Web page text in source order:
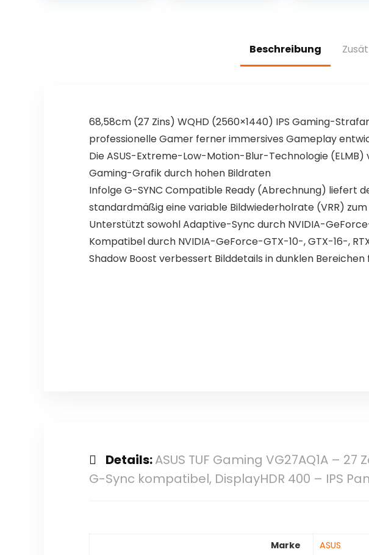
Bedienelemente
PS5, Weiß
Beschreibung
68,58cm (27 Zins) WQHD (2560×1440) IPS Gaming-
professionelle Gamer ferner immersives Gameplay
Die ASUS-Extreme-Low-Motion-Blur-Technologie
Gaming-Grafik durch hohen Bildraten
Infolge G-SYNC Compatible Ready (Abrechnung) liefert
standardmäßig eine variable Bildwiederholrate (VRR)
Unterstützt sowohl Adaptive-Sync durch NVIDIA-
Kompatibel durch NVIDIA-GeForce-GTX-10-, GTX-16-,
Shadow Boost verbessert Bilddetails in dunklen
Details:ASUS TUF Gaming VG27AQ1A –
G-Sync kompatibel, DisplayHDR 400 – IPS
Marke
‎ASUS